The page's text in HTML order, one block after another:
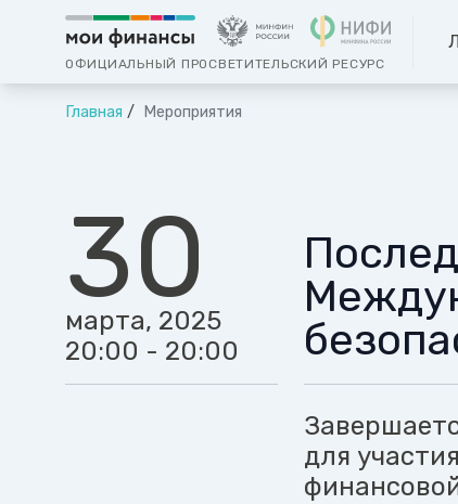
ОФИЦИАЛЬНЫЙ ПРОСВЕТИТЕЛЬСКИЙ РЕСУРС
Главная Мероприятия
30
марта, 2025
20:00 - 20:00
для